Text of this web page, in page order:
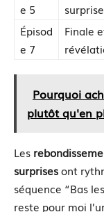
e 5
surprise
Épisod
e 7
Finale
Pourquoi
plutôt qu'en
Les
surprisesont
séquence “Bas
reste pour moi